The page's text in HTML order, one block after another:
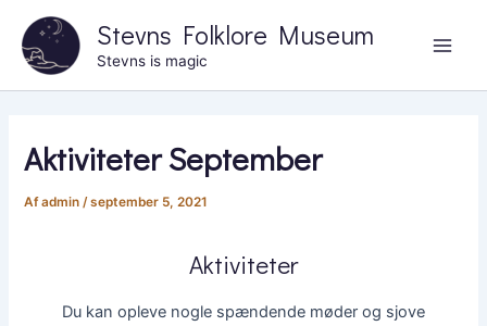
indholdet
Stevns Folklore Museum
Stevns is magic
Aktiviteter September
Afadmin/september 5, 2021
Aktiviteter
Du kan opleve nogle spændende møder og sjove